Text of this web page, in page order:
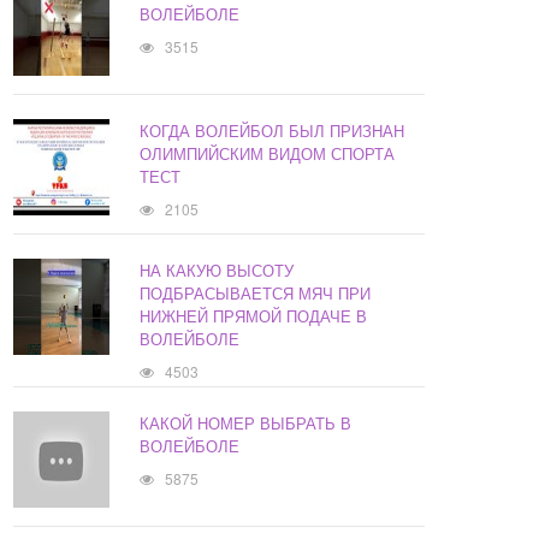
ВОЛЕЙБОЛЕ
3515
КОГДА ВОЛЕЙБОЛ БЫЛ ПРИЗНАН
ОЛИМПИЙСКИМ ВИДОМ СПОРТА
ТЕСТ
2105
НА КАКУЮ ВЫСОТУ
ПОДБРАСЫВАЕТСЯ МЯЧ ПРИ
НИЖНЕЙ ПРЯМОЙ ПОДАЧЕ В
ВОЛЕЙБОЛЕ
4503
КАКОЙ НОМЕР ВЫБРАТЬ В
ВОЛЕЙБОЛЕ
5875